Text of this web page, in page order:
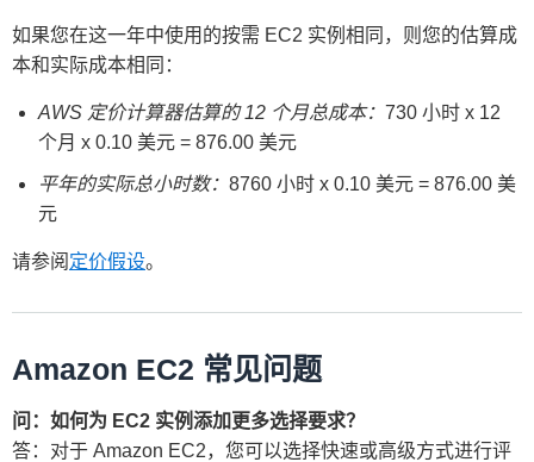
如果您在这一年中使用的按需 EC2 实例相同，则您的估算成
本和实际成本相同：
AWS 定价计算器估算的 12 个月总成本： 730 小时 x 12
个月 x 0.10 美元 = 876.00 美元
平年的实际总小时数： 8760 小时 x 0.10 美元 = 876.00 美
元
请参阅 定价假设。
Amazon EC2 常见问题
问：如何为 EC2 实例添加更多选择要求？
答：对于 Amazon EC2，您可以选择快速或高级方式进行评